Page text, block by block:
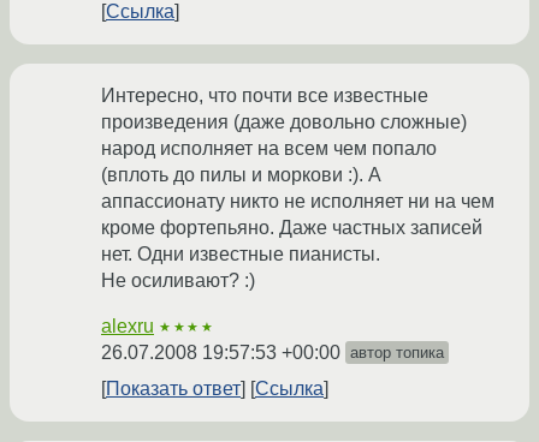
Ссылка
Интересно, что почти все известные
произведения (даже довольно сложные)
народ исполняет на всем чем попало
(вплоть до пилы и моркови :). А
аппассионату никто не исполняет ни на чем
кроме фортепьяно. Даже частных записей
нет. Одни известные пианисты.
Не осиливают? :)
alexru ★★★★
26.07.2008 19:57:53 +00:00 автор топика
Показать ответ Ссылка